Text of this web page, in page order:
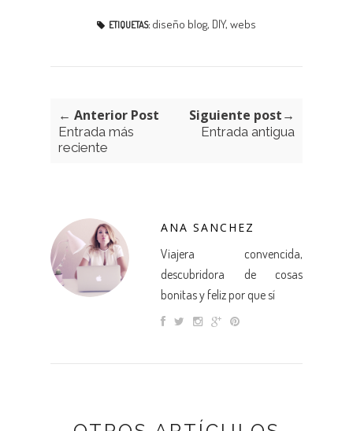
ETIQUETAS: diseño blog, DIY, webs
← Anterior Post
Entrada más
reciente
Siguiente post→
Entrada antigua
ANA SANCHEZ
Viajera convencida,
descubridora de cosas
bonitas y feliz por que sí